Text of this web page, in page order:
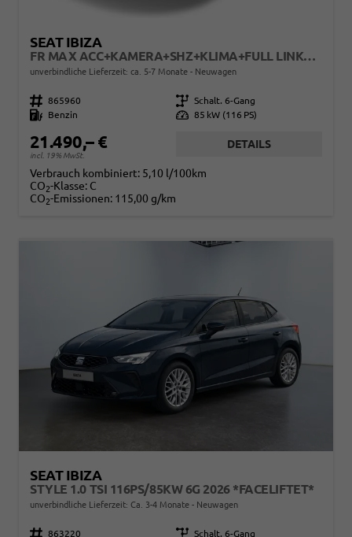
SEAT IBIZA
FR MAX ACC+KAMERA+SHZ+KLIMA+FULL LINK+PDC+LED+16" ALU+KESSY
unverbindliche Lieferzeit: ca. 5-7 Monate Neuwagen
Fahrzeugnr. 865960 Getriebe Schalt. 6-Gang
Kraftstoff
Benzin Leistung 85 kW (116 PS)
21.490,– €
incl. 19% MwSt.
DETAILS
Verbrauch kombiniert: 5,10 l/100km
CO2-Klasse: C
CO2-Emissionen: 115,00 g/km
SEAT IBIZA
STYLE 1.0 TSI 116PS/85KW 6G 2026 *FACELIFTET*
unverbindliche Lieferzeit: Ca. 3-4 Monate Neuwagen
Fahrzeugnr. 863220 Getriebe Schalt. 6-Gang